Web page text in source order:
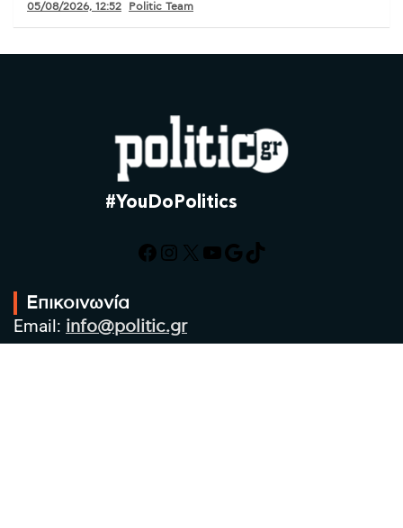
05/08/2026, 12:52 Politic Team
#YouDoPolitics
Facebook
Instagram
X YouTube
Google
TikTok
Επικοινωνία
Email: info@politic.gr
Τηλ: